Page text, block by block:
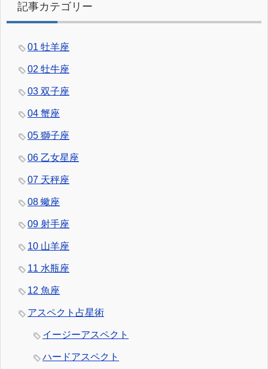
記事カテゴリー
01 牡羊座
02 牡牛座
03 双子座
04 蟹座
05 獅子座
06 乙女星座
07 天秤座
08 蠍座
09 射手座
10 山羊座
11 水瓶座
12 魚座
アスペクト占星術
イージーアスペクト
ハードアスペクト